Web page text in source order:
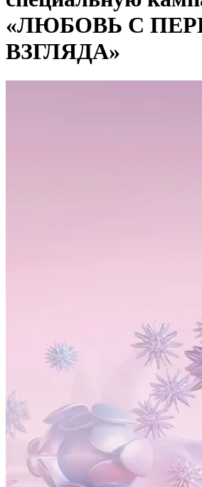
«ЛЮБОВЬ С
ВЗГЛЯДА»